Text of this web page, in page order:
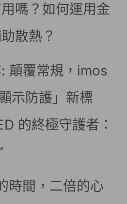
嗎？如何運用金
散熱？
顛覆常規，imos
示防護」新標
的終極守護者：
時間，二倍的心